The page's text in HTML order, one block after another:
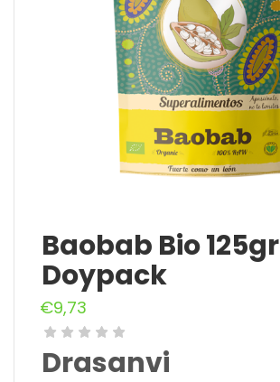
Baobab Bio 125gr
Doypack
€9,73
Drasanvi